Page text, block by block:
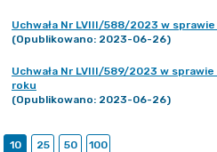
Uchwała Nr LVIII/588/2023 w
(Opublikowano: 2023-06-26)
Uchwała Nr LVIII/589/2023 w
roku
(Opublikowano: 2023-06-26)
10 25 50 100